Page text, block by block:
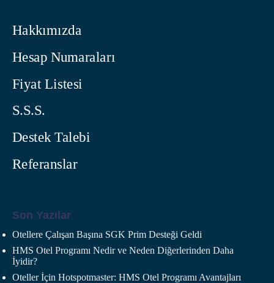
Hakkımızda
Hesap Numaraları
Fiyat Listesi
S.S.S.
Destek Talebi
Referanslar
Son Yazılar
Otellere Çalışan Başına SGK Prim Desteği Geldi
HMS Otel Programı Nedir ve Neden Diğerlerinden Daha
İyidir?
Oteller İçin Hotspotmaster: HMS Otel Programı Avantajları